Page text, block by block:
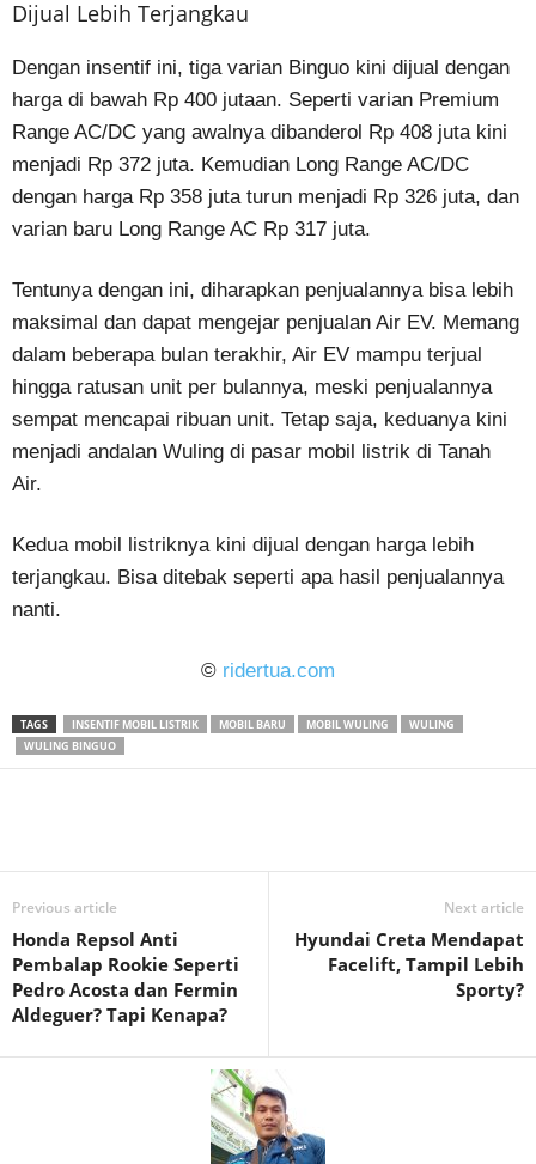
Dijual Lebih Terjangkau
Dengan insentif ini, tiga varian Binguo kini dijual dengan
harga di bawah Rp 400 jutaan. Seperti varian Premium
Range AC/DC yang awalnya dibanderol Rp 408 juta kini
menjadi Rp 372 juta. Kemudian Long Range AC/DC
dengan harga Rp 358 juta turun menjadi Rp 326 juta, dan
varian baru Long Range AC Rp 317 juta.
Tentunya dengan ini, diharapkan penjualannya bisa lebih
maksimal dan dapat mengejar penjualan Air EV. Memang
dalam beberapa bulan terakhir, Air EV mampu terjual
hingga ratusan unit per bulannya, meski penjualannya
sempat mencapai ribuan unit. Tetap saja, keduanya kini
menjadi andalan Wuling di pasar mobil listrik di Tanah
Air.
Kedua mobil listriknya kini dijual dengan harga lebih
terjangkau. Bisa ditebak seperti apa hasil penjualannya
nanti.
© ridertua.com
TAGS INSENTIF MOBIL LISTRIK MOBIL BARU MOBIL WULING
WULING
WULING BINGUO
Previous article
Honda Repsol Anti
Pembalap Rookie Seperti
Pedro Acosta dan Fermin
Aldeguer? Tapi Kenapa?
Next article
Hyundai Creta Mendapat
Facelift, Tampil Lebih
Sporty?